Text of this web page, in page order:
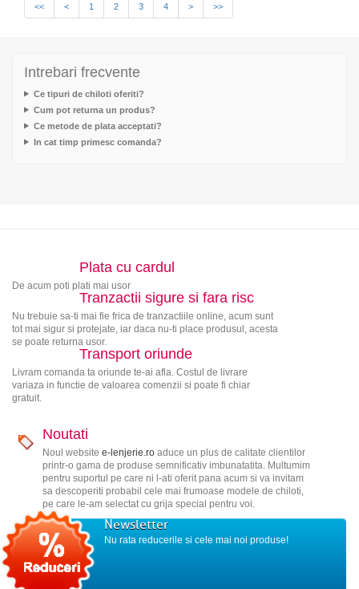
<< < 1 2 3 4 > >>
Intrebari frecvente
Ce tipuri de chiloti oferiti?
Cum pot returna un produs?
Ce metode de plata acceptati?
In cat timp primesc comanda?
Plata cu cardul
De acum poti plati mai usor
Tranzactii sigure si fara risc
Nu trebuie sa-ti mai fie frica de tranzactiile online, acum sunt
tot mai sigur si protejate, iar daca nu-ti place produsul, acesta
se poate returna usor.
Transport oriunde
Livram comanda ta oriunde te-ai afla. Costul de livrare
variaza in functie de valoarea comenzii si poate fi chiar
gratuit.
Noutati
Noul website e-lenjerie.roaduce un plus de calitate clientilor
printr-o gama de produse semnificativ imbunatatita. Multumim
pentru suportul pe care ni l-ati oferit pana acum si va invitam
sa descoperiti probabil cele mai frumoase modele de chiloti,
pe care le-am selectat cu grija special pentru voi.
Newsletter
Nu rata reducerile si cele mai noi produse!